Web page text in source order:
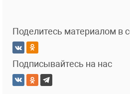
Поделитесь материалом в
Подписывайтесь на нас